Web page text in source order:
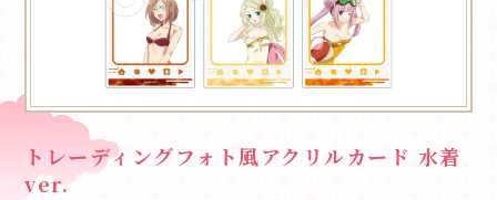
トレーディングフォト風アクリルカード 水着
ver.